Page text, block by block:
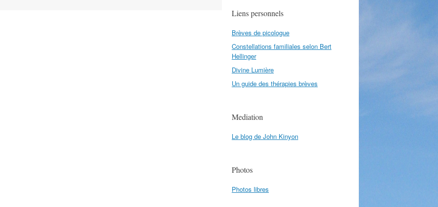
Liens personnels
Brèves de picologue
Constellations familiales selon Bert
Hellinger
Divine Lumière
Un guide des thérapies brèves
Mediation
Le blog de John Kinyon
Photos
Photos libres